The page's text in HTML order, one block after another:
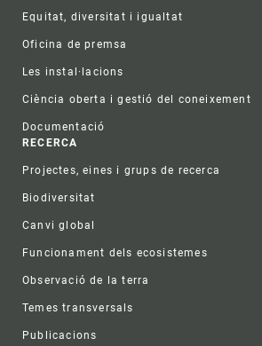
Equitat, diversitat i igualtat
Oficina de premsa
Les instal·lacions
Ciència oberta i gestió del coneixement
Documentació
RECERCA
Projectes, eines i grups de recerca
Biodiversitat
Canvi global
Funcionament dels ecosistemes
Observació de la terra
Temes transversals
Publicacions